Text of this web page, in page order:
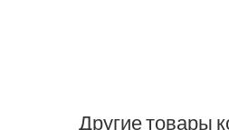
Другие товары